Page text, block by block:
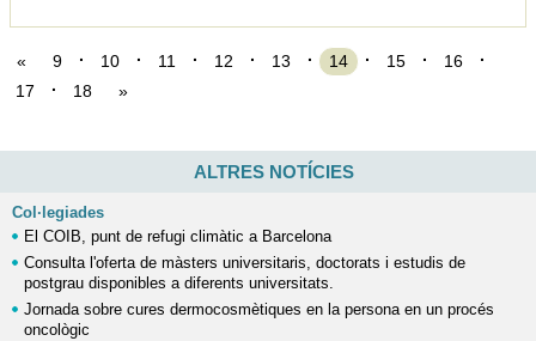
« 9 10 11 12 13 14 15
16
17
18 »
ALTRES NOTÍCIES
Col·legiades
El COIB, punt de refugi climàtic a Barcelona
Consulta l'oferta de màsters universitaris, doctorats i estudis de
postgrau disponibles a diferents universitats.
Jornada sobre cures dermocosmètiques en la persona en un procés
oncològic